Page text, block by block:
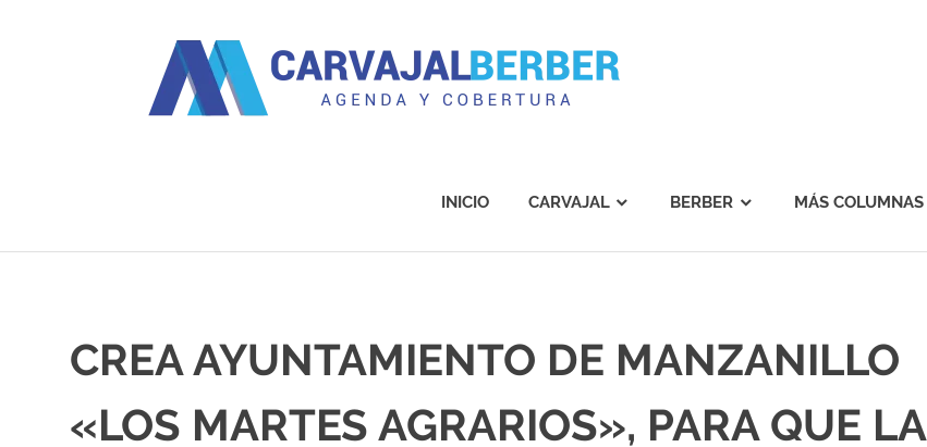
INICIO CARVAJAL BERBER MÁS COLUMNAS
CREA AYUNTAMIENTO DE MANZANILLO
«LOS MARTES AGRARIOS», PARA QUE LA